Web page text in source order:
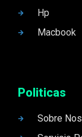
Hp
Macbook
Politicas
Sobre